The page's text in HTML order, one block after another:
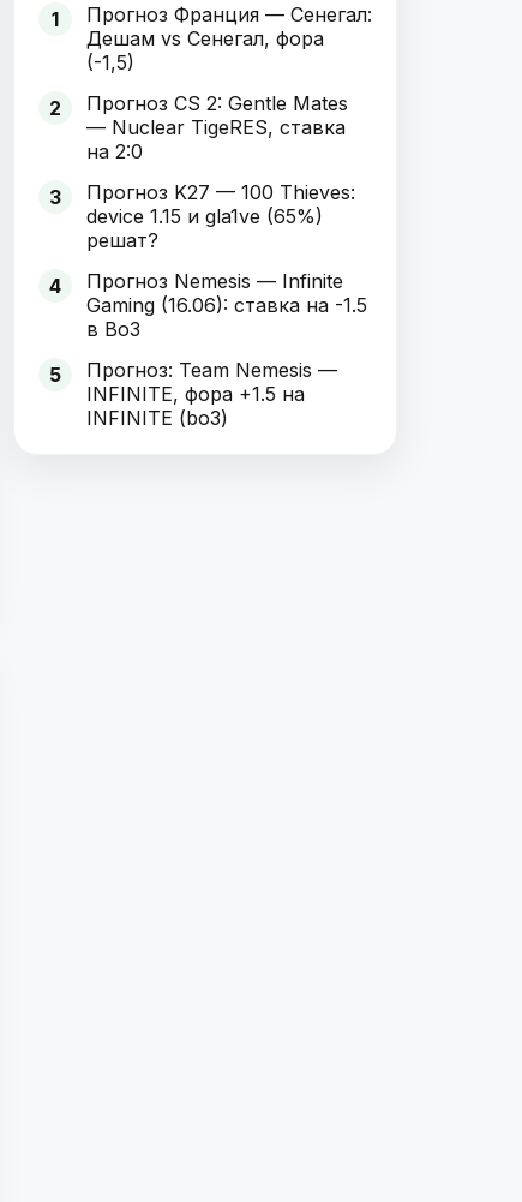
1
Прогноз Франция — Сенегал:
Дешам vs Сенегал, фора
(-1,5)
2
Прогноз CS 2: Gentle Mates
— Nuclear TigeRES, ставка
на 2:0
3
Прогноз K27 — 100 Thieves:
device 1.15 и gla1ve (65%)
решат?
4
Прогноз Nemesis — Infinite
Gaming (16.06): ставка на -1.5
в Bo3
5
Прогноз: Team Nemesis —
INFINITE, фора +1.5 на
INFINITE (bo3)